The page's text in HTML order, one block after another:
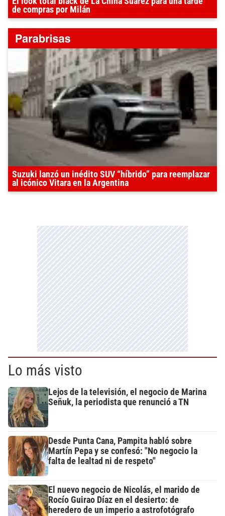
de compras por Milán
Suzuki lanzó un inédito SUV “híbrido” para reemplazar
al icónico Vitara en la Argentina
Lo más visto
Lejos de la televisión, el negocio de Marina
Señuk, la periodista que renunció a TN
Desde Punta Cana, Pampita habló sobre
Martín Pepa y se confesó: "No negocio la
falta de lealtad ni de respeto"
El nuevo negocio de Nicolás, el marido de
Rocío Guirao Díaz en el desierto: de
heredero de un imperio a astrofotógrafo